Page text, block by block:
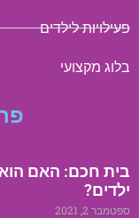
פעילויות לילדים
בלוג מקצועי
בית חכם: האם
ילדים?
ספטמבר 2, 2021